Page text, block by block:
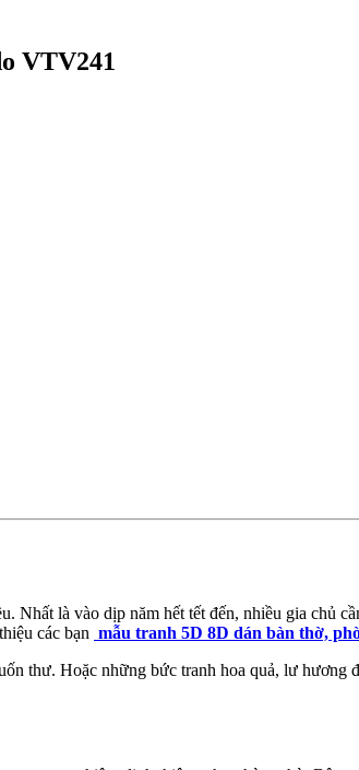
VTV241
Nhất là vào dịp năm hết tết đến, nhiều gia chủ
các bạn mẫu tranh 5D 8D dán bàn thờ,
thư. Hoặc những bức tranh hoa quả, lư